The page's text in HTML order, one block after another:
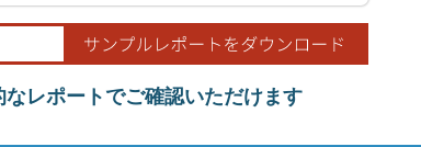
レポートでご確認いただけます